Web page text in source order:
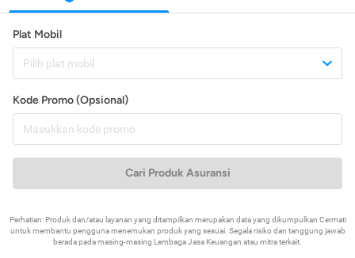
Plat Mobil
Pilih plat mobil
Kode Promo (Opsional)
Cari Produk Asuransi
Perhatian: Produk dan/atau layanan yang ditampilkan merupakan data yang dikumpulkan Cermati
untuk membantu pengguna menemukan produk yang sesuai. Segala risiko dan tanggung jawab
berada pada masing-masing Lembaga Jasa Keuangan atau mitra terkait.